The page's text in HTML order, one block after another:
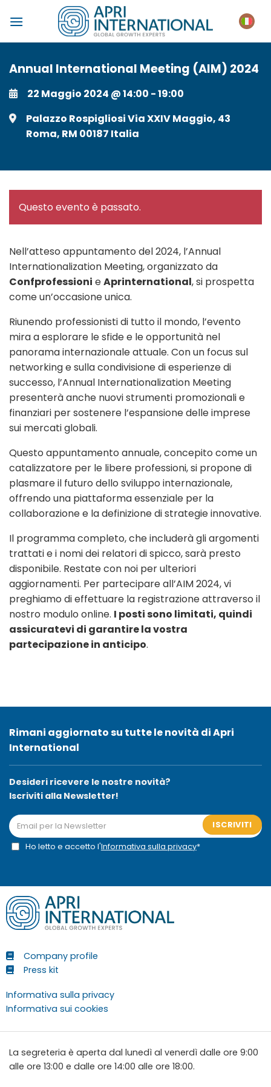
Annual International Meeting (AIM) 2024
22 Maggio 2024 @ 14:00 -19:00
Palazzo RospigliosiVia XXIV Maggio, 43
Roma, RM 00187 Italia
Questo evento è passato.
Nell’atteso appuntamento del 2024, l’Annual
Internationalization Meeting, organizzato da
Confprofessioni eAprinternational, si prospetta
come un’occasione unica.
Riunendo professionisti di tutto il mondo, l’evento
mira a esplorare le sfide e le opportunità nel
panorama internazionale attuale. Con un focus sul
networking e sulla condivisione di esperienze di
successo, l’Annual Internationalization Meeting
presenterà anche nuovi strumenti promozionali e
finanziari per sostenere l’espansione delle imprese
sui mercati globali.
Questo appuntamento annuale, concepito come un
catalizzatore per le libere professioni, si propone di
plasmare il futuro dello sviluppo internazionale,
offrendo una piattaforma essenziale per la
collaborazione e la definizione di strategie innovative.
Il programma completo, che includerà gli argomenti
trattati e i nomi dei relatori di spicco, sarà presto
disponibile. Restate con noi per ulteriori
aggiornamenti. Per partecipare all’AIM 2024, vi
preghiamo di effettuare la registrazione attraverso il
nostro modulo online. I posti sono limitati, quindi
assicuratevi di garantire la vostra
partecipazione in anticipo.
Rimani aggiornato su tutte le novità di Apri
International
Desideri ricevere le nostre novità?
Iscriviti alla Newsletter!
ISCRIVITI
Ho letto e accetto l'Informativa sulla privacy*
Company profile
Press kit
Informativa sulla privacy
Informativa sui cookies
La segreteria è aperta dal lunedì al venerdì dalle ore 9:00
alle ore 13:00 e dalle ore 14:00 alle ore 18:00.